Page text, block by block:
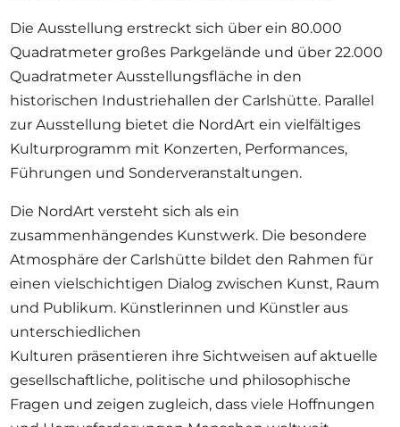
Die Ausstellung erstreckt sich über ein 80.000
Quadratmeter großes Parkgelände und über 22.000
Quadratmeter Ausstellungsfläche in den
historischen Industriehallen der Carlshütte. Parallel
zur Ausstellung bietet die NordArt ein vielfältiges
Kulturprogramm mit Konzerten, Performances,
Führungen und Sonderveranstaltungen.
Die NordArt versteht sich als ein
zusammenhängendes Kunstwerk. Die besondere
Atmosphäre der Carlshütte bildet den Rahmen für
einen vielschichtigen Dialog zwischen Kunst, Raum
und Publikum. Künstlerinnen und Künstler aus
unterschiedlichen
Kulturen präsentieren ihre Sichtweisen auf aktuelle
gesellschaftliche, politische und philosophische
Fragen und zeigen zugleich, dass viele Hoffnungen